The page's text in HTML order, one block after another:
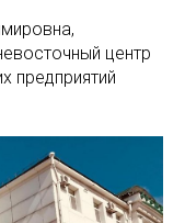
центр
предприятий